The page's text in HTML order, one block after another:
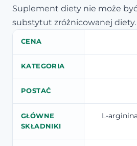
Suplement diety nie może
substytut zróżnicowanej diety.
CENA
KATEGORIA
POSTAĆ
GŁÓWNE
SKŁADNIKI
L-